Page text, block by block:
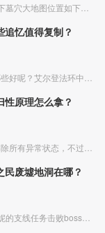
追忆值得复制？
性原理怎么拿？
民废墟地洞在哪？